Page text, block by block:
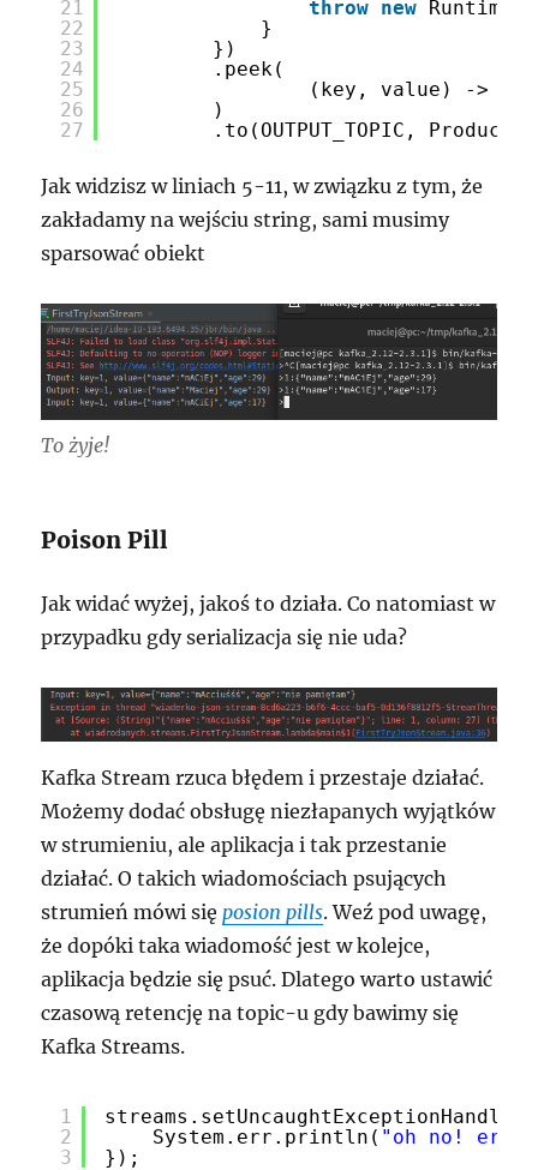
21
22
23
24
25
26
27
throw new
}
})
.peek(
(key, value) ->
)
.to(OUTPUT_TOPIC,
Jak widzisz w liniach 5-11, w związku z tym, że
zakładamy na wejściu string, sami musimy
sparsować obiekt
To żyje!
Poison Pill
Jak widać wyżej, jakoś to działa. Co natomiast w
przypadku gdy serializacja się nie uda?
Kafka Stream rzuca błędem i przestaje działać.
Możemy dodać obsługę niezłapanych wyjątków
w strumieniu, ale aplikacja i tak przestanie
działać. O takich wiadomościach psujących
strumień mówi się posion pills. Weź pod uwagę,
że dopóki taka wiadomość jest w kolejce,
aplikacja będzie się psuć. Dlatego warto ustawić
czasową retencję na topic-u gdy bawimy się
Kafka Streams.
1
2
3
System.err.println( "oh no!
});